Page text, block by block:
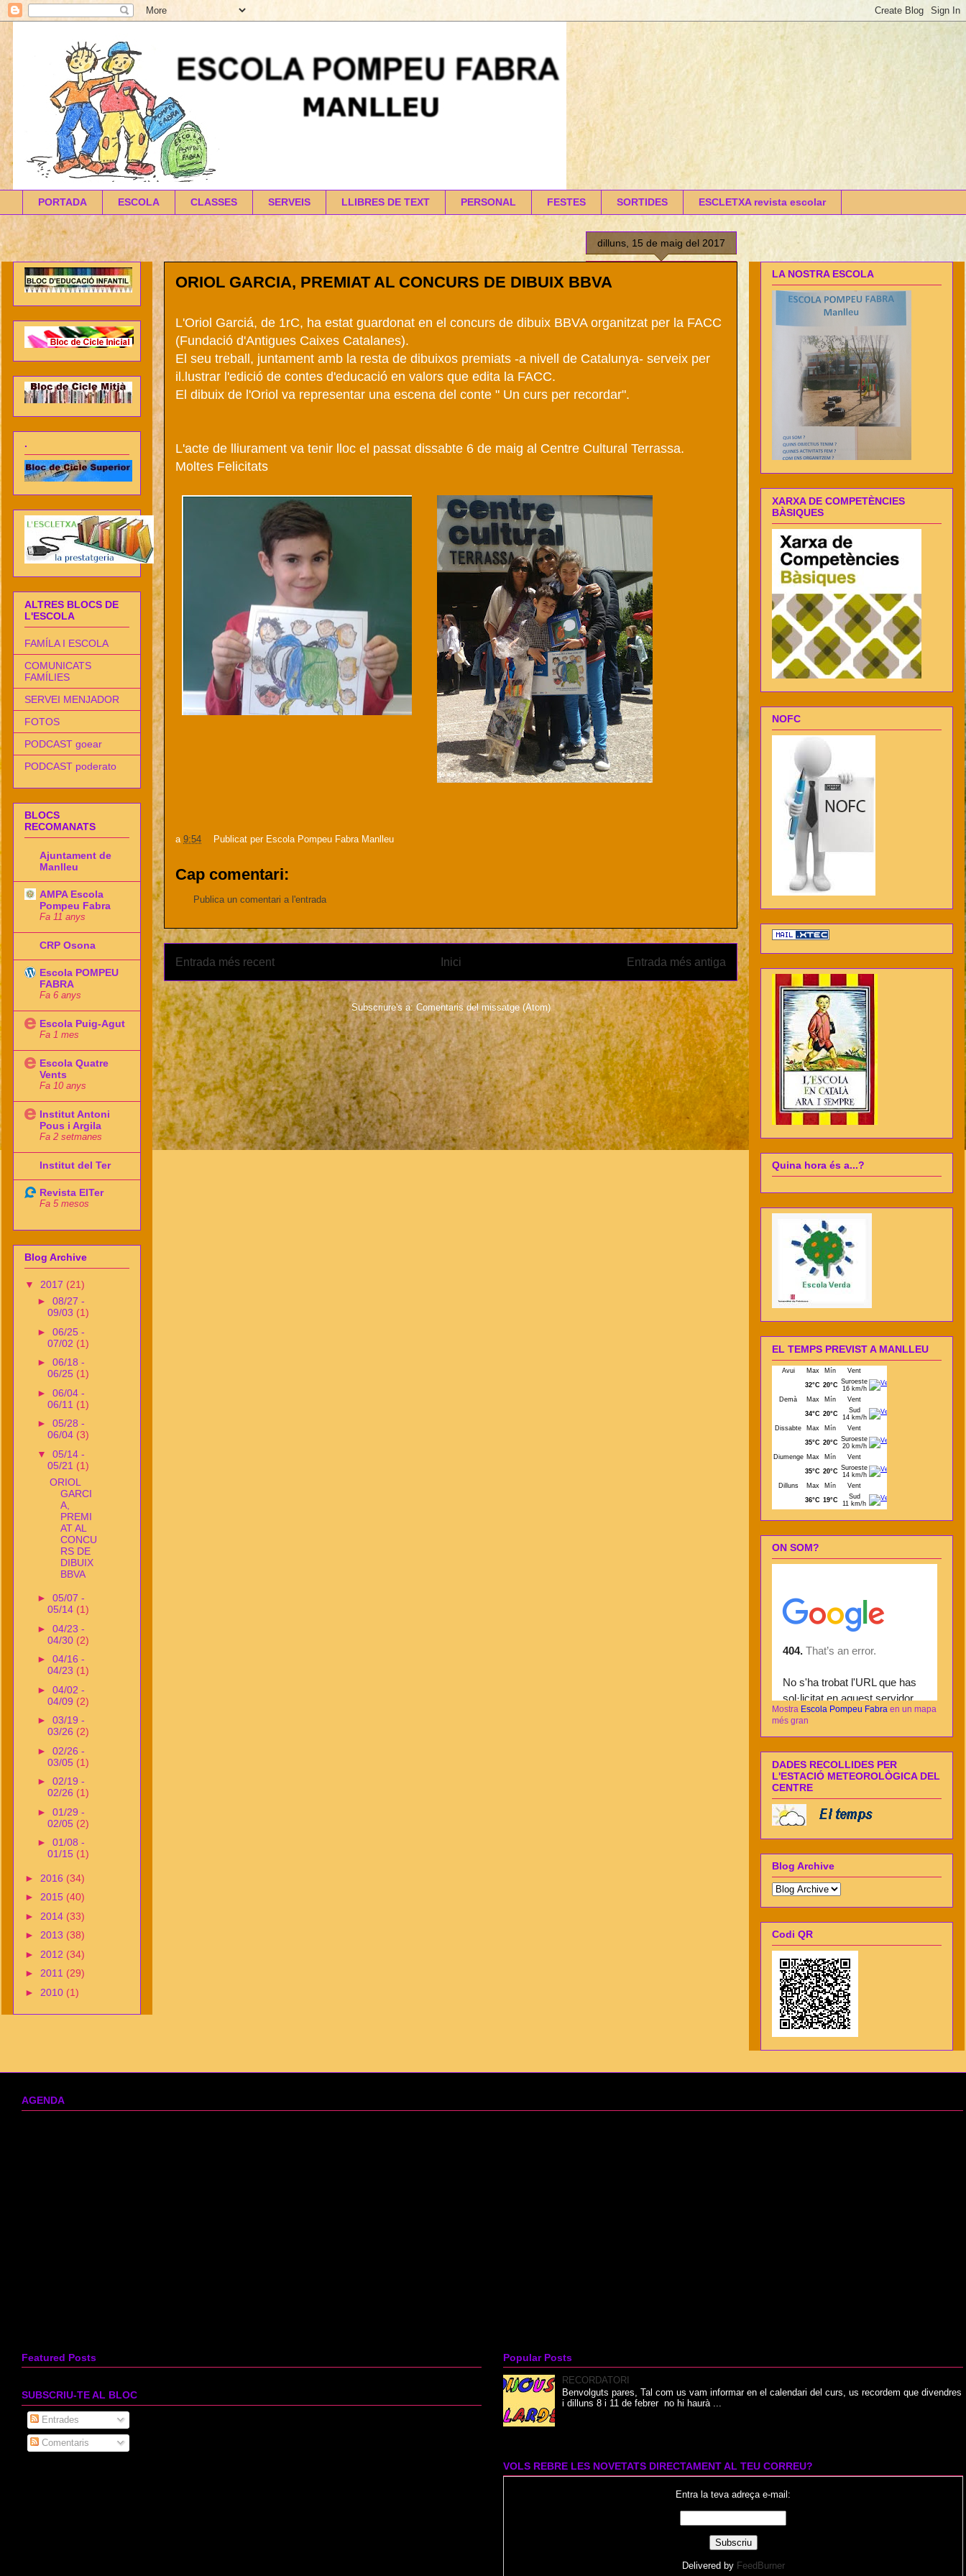
PORTADA ESCOLA CLASSES SERVEIS LLIBRES DE TEXT PERSONAL FESTES SORTIDES ESCLETXA revista escolar
dilluns, 15 de maig del 2017
ORIOL GARCIA, PREMIAT AL CONCURS DE DIBUIX BBVA
L'Oriol Garciá, de 1rC, ha estat guardonat en el concurs de dibuix BBVA organitzat per la FACC
(Fundació d'Antigues Caixes Catalanes).
El seu treball, juntament amb la resta de dibuixos premiats -a nivell de Catalunya- serveix per
il.lustrar l'edició de contes d'educació en valors que edita la FACC.
El dibuix de l'Oriol va representar una escena del conte " Un curs per recordar".
L'acte de lliurament va tenir lloc el passat dissabte 6 de maig al Centre Cultural Terrassa.
Moltes Felicitats
a 9:54 Publicat per Escola Pompeu Fabra Manlleu
Cap comentari:
Publica un comentari a l'entrada
Entrada més recent Entrada més antiga
Inici
Subscriure's a: Comentaris del missatge (Atom)
.
ALTRES BLOCS DE
L'ESCOLA
FAMÍLA I ESCOLA
COMUNICATS
FAMÍLIES
SERVEI MENJADOR
FOTOS
PODCAST goear
PODCAST poderato
BLOCS
RECOMANATS
Ajuntament de
Manlleu
AMPA Escola
Pompeu Fabra
Fa 11 anys
CRP Osona
Escola POMPEU
FABRA
Fa 6 anys
Escola Puig-Agut
Fa 1 mes
Escola Quatre
Vents
Fa 10 anys
Institut Antoni
Pous i Argila
Fa 2 setmanes
Institut del Ter
Revista ElTer
Fa 5 mesos
Blog Archive
▼ 2017 (21)
► 08/27 -
09/03 (1)
► 06/25 -
07/02 (1)
► 06/18 -
06/25 (1)
► 06/04 -
06/11 (1)
► 05/28 -
06/04 (3)
▼ 05/14 -
05/21 (1)
ORIOL
GARCI
A,
PREMI
AT AL
CONCU
RS DE
DIBUIX
BBVA
► 05/07 -
05/14 (1)
► 04/23 -
04/30 (2)
► 04/16 -
04/23 (1)
► 04/02 -
04/09 (2)
► 03/19 -
03/26 (2)
► 02/26 -
03/05 (1)
► 02/19 -
02/26 (1)
► 01/29 -
02/05 (2)
► 01/08 -
01/15 (1)
► 2016 (34)
► 2015 (40)
► 2014 (33)
► 2013 (38)
► 2012 (34)
► 2011 (29)
► 2010 (1)
LA NOSTRA ESCOLA
XARXA DE COMPETÈNCIES
BÀSIQUES
NOFC
Quina hora és a...?
EL TEMPS PREVIST A MANLLEU
ON SOM?
Mostra Escola Pompeu Fabra en un mapa
més gran
DADES RECOLLIDES PER
L'ESTACIÓ METEOROLÒGICA DEL
CENTRE
Blog Archive
Codi QR
AGENDA
Featured Posts
SUBSCRIU-TE AL BLOC
Entrades
Comentaris
Popular Posts
RECORDATORI
Benvolguts pares, Tal com us vam informar en el calendari del curs, us recordem que divendres
i dilluns 8 i 11 de febrer no hi haurà ...
VOLS REBRE LES NOVETATS DIRECTAMENT AL TEU CORREU?
Entra la teva adreça e-mail:
Delivered by FeedBurner